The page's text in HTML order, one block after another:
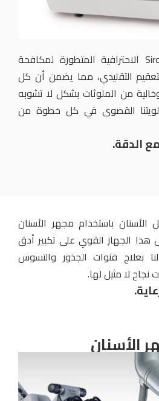
تتجاوز أنظمة Sirona DAC الاحترافية المتطورة لمكافحة
التقليدي، مما يضمن أن كل
من الملوثات بشكل لا تشوبه
القصوى في كل خطوة من
الدقة.
الأسنان
باستخدام مجهر الأسنان
هذا الجهاز القوي على تكبير أدق
بعلاج قنوات الجذور والتسوس
لا مثيل لها.